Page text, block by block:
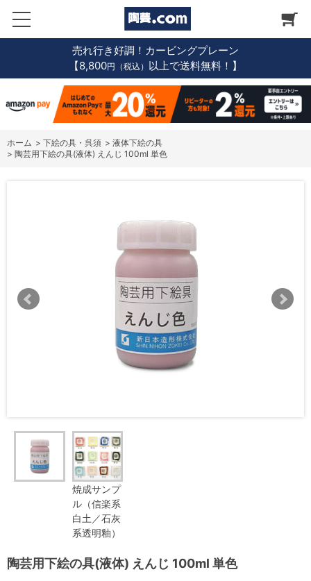
売れ行き好調！カービングプレーン
【8,800円（税込） 以上で送料無料！】
ホーム > 下絵の具・呉須 > 液体下絵の具
> 陶芸用下絵の具(液体) えんじ 100ml 単色
焼成サンプ
ル（信楽系
白土／石灰
系透明釉）
陶芸用下絵の具(液体) えんじ 100ml 単色